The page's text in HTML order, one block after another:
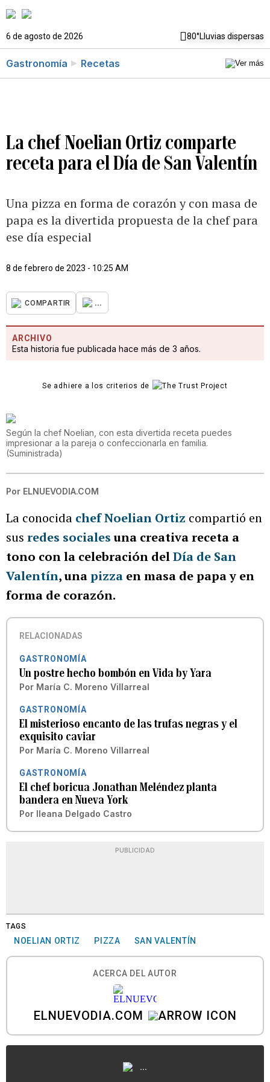
6 de agosto de 2026 80°Lluvias dispersas
Gastronomía Recetas
La chef Noelian Ortiz comparte
receta para el Día de San Valentín
Una pizza en forma de corazón y con masa de
papa es la divertida propuesta de la chef para
ese día especial
8 de febrero de 2023 - 10:25 AM
COMPARTIR ...
ARCHIVO
Esta historia fue publicada hace más de 3 años.
Se adhiere a los criterios de
Según la chef Noelian, con esta divertida receta puedes
impresionar a la pareja o confeccionarla en familia.
(Suministrada)
Por ELNUEVODIA.COM
La conocida chef Noelian Ortiz compartió en
sus redes sociales una creativa receta a
tono con la celebración delDía de San
Valentín, unapizza en masa de papa y en
forma de corazón.
RELACIONADAS
GASTRONOMÍA
Un postre hecho bombón en Vida by Yara
Por María C. Moreno Villarreal
GASTRONOMÍA
El misterioso encanto de las trufas negras y el
exquisito caviar
Por María C. Moreno Villarreal
GASTRONOMÍA
El chef boricua Jonathan Meléndez planta
bandera en Nueva York
Por Ileana Delgado Castro
PUBLICIDAD
TAGS
NOELIAN ORTIZ PIZZA SAN VALENTÍN
ACERCA DEL AUTOR
ELNUEVODIA.COM
...